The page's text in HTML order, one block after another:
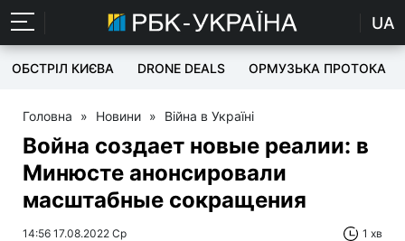
UA
ОБСТРІЛ КИЄВА DRONE DEALS ОРМУЗЬКА ПРОТОКА
Головна » Новини » Війна в Україні
Война создает новые реалии: в
Минюсте анонсировали
масштабные сокращения
14:56 17.08.2022 Ср 1 хв